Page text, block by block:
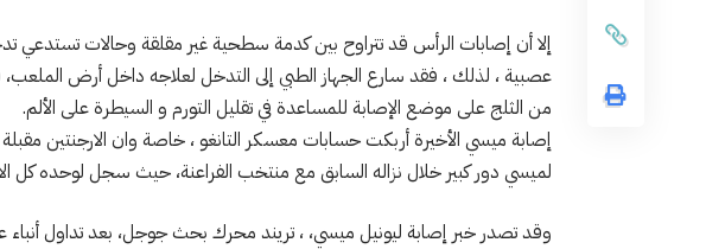
إلا أن إصابات الرأس قد تتراوح بين كدمة سطحية غير مقلقة وحالات
عصبية ، لذلك ، فقد سارع الجهاز الطبي إلى التدخل لعلاجه داخل أرض الملعب،
من الثلج على موضع الإصابة للمساعدة في تقليل التورم و السيطرة على الألم.
إصابة ميسي الأخيرة أربكت حسابات معسكر التانغو ، خاصة وان الارجنتين
لميسي دور كبير خلال نزاله السابق مع منتخب الفراعنة، حيث سجل لوحده كل
وقد تصدر خبر إصابة ليونيل ميسي، ، تريند محرك بحث جوجل، بعد تداول